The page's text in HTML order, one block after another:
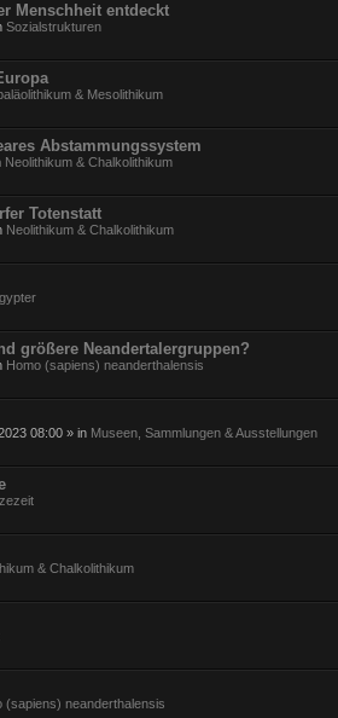
Menschheit entdeckt
Sozialstrukturen
& Mesolithikum
Abstammungssystem
Neolithikum & Chalkolithikum
Totenstatt
Neolithikum & Chalkolithikum
größere Neandertalergruppen?
Homo (sapiens) neanderthalensis
08:00 » in Museen, Sammlungen & Ausstellungen
& Chalkolithikum
(sapiens) neanderthalensis